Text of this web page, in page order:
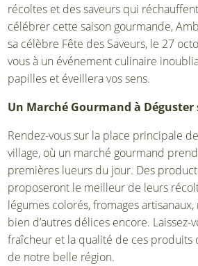
récoltes et des saveurs qui
célébrer cette saison gourmande,
sa célèbre Fête des Saveurs, le 27
vous à un événement culinaire
papilles et éveillera vos sens.
Un Marché Gourmand à
Rendez-vous sur la place principale
village, où un marché gourmand
premières lueurs du jour. Des
proposeront le meilleur de leurs
légumes colorés, fromages
bien d’autres délices encore. Laissez-
fraîcheur et la qualité de ces produits
de notre belle région.